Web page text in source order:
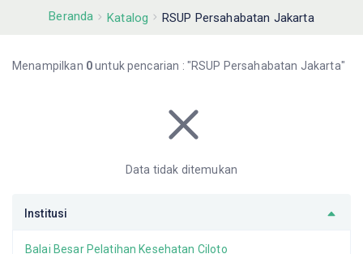
Beranda Katalog RSUP Persahabatan Jakarta
Menampilkan 0untuk pencarian : "RSUP Persahabatan Jakarta"
Data tidak ditemukan
Institusi
Balai Besar Pelatihan Kesehatan Ciloto